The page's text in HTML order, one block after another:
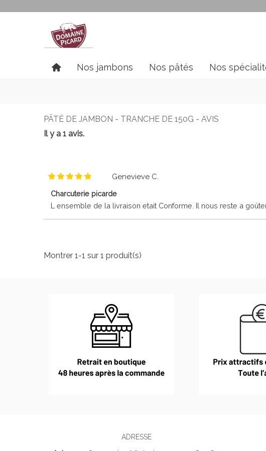
Nos jambons Nos pâtés Nos
PÂTÉ DE JAMBON - TRANCHE DE 150G - AVIS
Il y a 1 avis.
Genevieve C.
Charcuterie picarde
L ensemble de la livraison etait Conforme. Il nous reste a
Montrer 1-1 sur 1 produit(s)
ADRESSE